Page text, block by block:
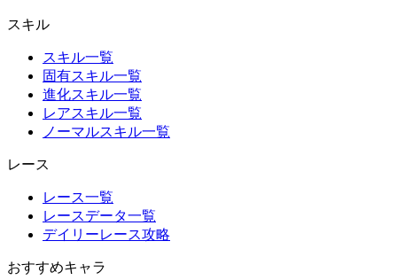
スキル
スキル一覧
固有スキル一覧
進化スキル一覧
レアスキル一覧
ノーマルスキル一覧
レース
レース一覧
レースデータ一覧
デイリーレース攻略
おすすめキャラ